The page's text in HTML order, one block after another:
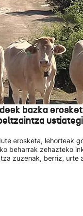
bazka
erosketa, lehorteak
beharrak zehazteko
zuzenak, berriz, urte